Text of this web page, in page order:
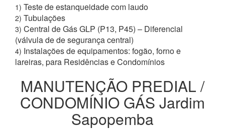
1) Teste de estanqueidade com laudo
2) Tubulações
3) Central de Gás GLP (P13, P45) – Diferencial
(válvula de de segurança central)
4) Instalações de equipamentos: fogão, forno e
lareiras, para Residências e Condomínios
MANUTENÇÃO PREDIAL /
CONDOMÍNIO GÁS Jardim
Sapopemba